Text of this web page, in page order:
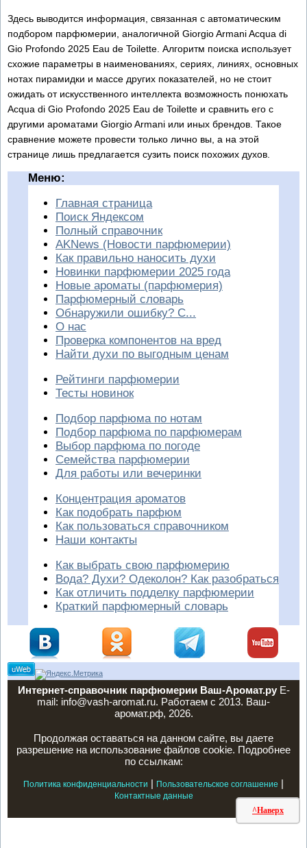
Здесь выводится информация, связанная с автоматическим
подбором парфюмерии, аналогичной Giorgio Armani Acqua di
Gio Profondo 2025 Eau de Toilette. Алгоритм поиска использует
схожие параметры в наименованиях, сериях, линиях, основных
нотах пирамидки и массе других показателей, но не стоит
ожидать от искусственного интеллекта возможность понюхать
Acqua di Gio Profondo 2025 Eau de Toilette и сравнить его с
другими ароматами Giorgio Armani или иных брендов. Такое
сравнение можете провести только лично вы, а на этой
странице лишь предлагается сузить поиск похожих духов.
^Наверх
Меню:
Главная страница
Поиск Яндексом
Полный справочник
AKNews (Новости парфюмерии)
Как правильно наносить духи
Новинки парфюмерии 2025 года
Новые ароматы (парфюмерия)
Парфюмерный словарь
Обнаружили ошибку? С...
О нас
Проверка компонентов на вред
Найти духи по выгодным ценам
Рейтинги парфюмерии
Тесты новинок
Подбор парфюма по нотам
Подбор парфюма по парфюмерам
Выбор парфюма по погоде
Семейства парфюмерии
Для работы или вечеринки
Концентрация ароматов
Как подобрать парфюм
Как пользоваться справочником
Наши контакты
Как выбрать свою парфюмерию
Вода? Духи? Одеколон? Как разобраться
Как отличить подделку парфюмерии
Краткий парфюмерный словарь
Интернет-справочник парфюмерии Ваш-Аромат.руE-
mail: info@vash-aromat.ru. Работаем с 2013. Ваш-
аромат.рф, 2026.
Продолжая оставаться на данном сайте, вы даете
разрешение на использование файлов cookie. Подробнее
по ссылкам:
Политика конфиденциальности | Пользовательское соглашение |
Контактные данные